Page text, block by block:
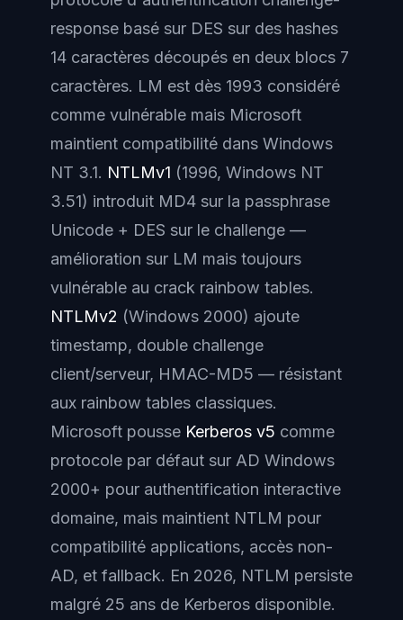
response basé sur DES sur des hashes
14 caractères découpés en deux blocs 7
caractères. LM est dès 1993 considéré
comme vulnérable mais Microsoft
maintient compatibilité dans Windows
NT 3.1. NTLMv1 (1996, Windows NT
3.51) introduit MD4 sur la passphrase
Unicode + DES sur le challenge —
amélioration sur LM mais toujours
vulnérable au crack rainbow tables.
NTLMv2 (Windows 2000) ajoute
timestamp, double challenge
client/serveur, HMAC-MD5 — résistant
aux rainbow tables classiques.
Microsoft pousse Kerberos v5 comme
protocole par défaut sur AD Windows
2000+ pour authentification interactive
domaine, mais maintient NTLM pour
compatibilité applications, accès non-
AD, et fallback. En 2026, NTLM persiste
malgré 25 ans de Kerberos disponible.